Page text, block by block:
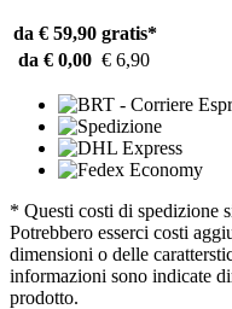
da € 59,90 gratis*
da € 0,00 € 6,90
* Questi costi di spedizione
Potrebbero esserci costi
dimensioni o delle
informazioni sono indicate
prodotto.